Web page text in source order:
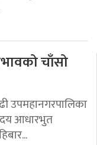
चाँसो
उपमहानगरपालिका
आधारभुत